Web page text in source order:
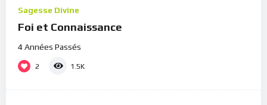
Sagesse Divine
Foi et Connaissance
4 Années Passés
2 1.5K